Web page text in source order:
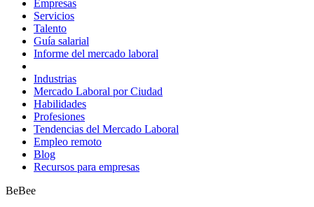
Empresas
Servicios
Talento
Guía salarial
Informe del mercado laboral
Industrias
Mercado Laboral por Ciudad
Habilidades
Profesiones
Tendencias del Mercado Laboral
Empleo remoto
Blog
Recursos para empresas
BeBee